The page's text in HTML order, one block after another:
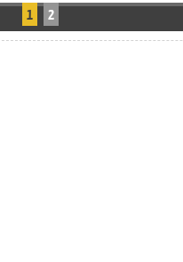
1 2